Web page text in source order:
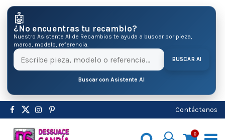
🤖
¿No encuentras tu recambio?
Nuestro Asistente AI de Recambios te ayuda a buscar por pieza,
marca, modelo, referencia.
BUSCAR AI
Buscar con Asistente AI
Contáctenos
0